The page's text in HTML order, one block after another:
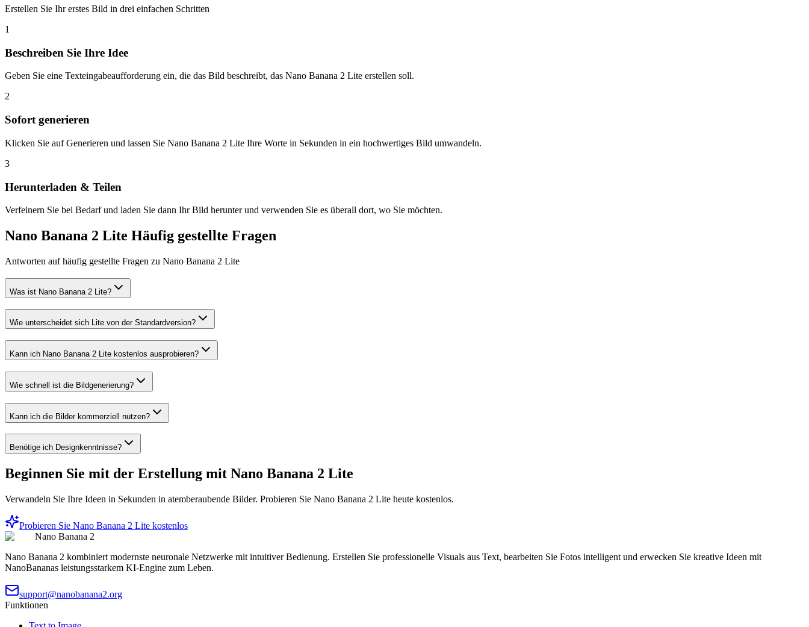
Erstellen Sie Ihr erstes Bild in drei einfachen Schritten
1
Beschreiben Sie Ihre Idee
Geben Sie eine Texteingabeaufforderung ein, die das Bild beschreibt, das Nano Banana 2 Lite erstellen soll.
2
Sofort generieren
Klicken Sie auf Generieren und lassen Sie Nano Banana 2 Lite Ihre Worte in Sekunden in ein hochwertiges Bild umwandeln.
3
Herunterladen & Teilen
Verfeinern Sie bei Bedarf und laden Sie dann Ihr Bild herunter und verwenden Sie es überall dort, wo Sie möchten.
Nano Banana 2 Lite Häufig gestellte Fragen
Antworten auf häufig gestellte Fragen zu Nano Banana 2 Lite
Was ist Nano Banana 2 Lite?
Wie unterscheidet sich Lite von der Standardversion?
Kann ich Nano Banana 2 Lite kostenlos ausprobieren?
Wie schnell ist die Bildgenerierung?
Kann ich die Bilder kommerziell nutzen?
Benötige ich Designkenntnisse?
Beginnen Sie mit der Erstellung mit Nano Banana 2 Lite
Verwandeln Sie Ihre Ideen in Sekunden in atemberaubende Bilder. Probieren Sie Nano Banana 2 Lite heute kostenlos.
Probieren Sie Nano Banana 2 Lite kostenlos
Nano Banana 2
Nano Banana 2 kombiniert modernste neuronale Netzwerke mit intuitiver Bedienung. Erstellen Sie professionelle Visuals aus Text, bearbeiten Sie Fotos intelligent und erwecken Sie kreative Ideen mit
NanoBananas leistungsstarkem KI-Engine zum Leben.
support@nanobanana2.org
Funktionen